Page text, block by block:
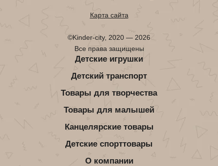
Карта сайта
©Kinder-city, 2020 — 2026
Все права защищены
Детские игрушки
Детский транспорт
Товары для творчества
Товары для малышей
Канцелярские товары
Детские спорттовары
О компании